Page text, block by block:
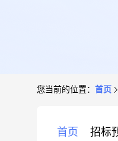
您当前的位置： 首页
首页 招标